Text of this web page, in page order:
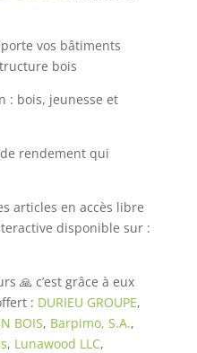
vos bâtiments
bois
: bois, jeunesse et
rendement qui
articles en accès libre
disponible sur :
🙏 c’est grâce à eux
: DURIEU GROUPE,
BOIS, Barpimo, S.A.,
, Lunawood LLC,